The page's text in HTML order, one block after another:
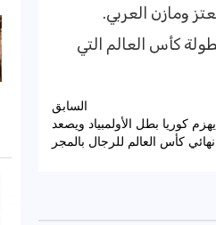
ومازن العربي.
كأس العالم التي
السابق
كوريا بطل الأولمبياد ويصعد
كأس العالم للرجال بالمجر